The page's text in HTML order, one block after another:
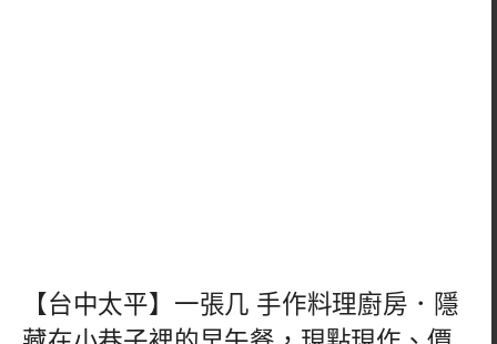
【台中太平】一張几 手作料理廚房．隱